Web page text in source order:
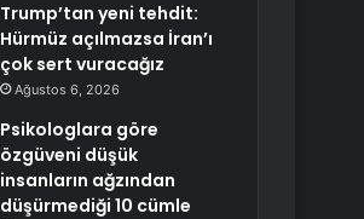
Trump’tan yeni tehdit:
Hürmüz açılmazsa İran’ı
çok sert vuracağız
Ağustos 6, 2026
Psikologlara göre
özgüveni düşük
insanların ağzından
düşürmediği 10 cümle